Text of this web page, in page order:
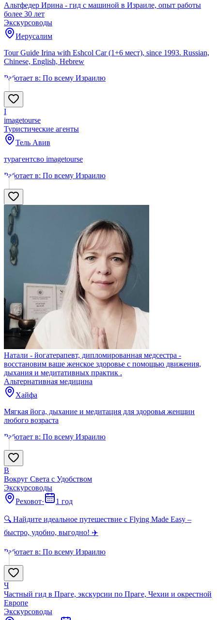
Альтфедер Ирина - гид с машиной в Израиле, опыт работы
более 30 лет
Экскурсоводы
Иерусалим
Tour Guide Irina with Eshcol Car (1+6 мест), since 1993. Russian,
Chinese, English, Hebrew
Работает в: По всему Израилю
I
imagetourse
Туристические агенты
Тель Авив
турагентсво imagetourse
Работает в: По всему Израилю
Натали - йогатерапевт, дипломированная медсестра -
восстановим ваше женское здоровье с помощью движения,
дыхания и медитативных практик .
Альтернативная медицина
Хайфа
Мягкая йога, дыхание и медитация для здоровья женщин
любого возраста
Работает в: По всему Израилю
В
Вокруг Света с Удобством
Экскурсоводы
Реховот· 1 год
🔍 Найдите идеальное путешествие с Flying Made Easy –
быстро, удобно, выгодно! ✈️
Работает в: По всему Израилю
Ч
Частный гид в Праге, экскурсии по Праге, Чехии и окрестной
Европе
Экскурсоводы